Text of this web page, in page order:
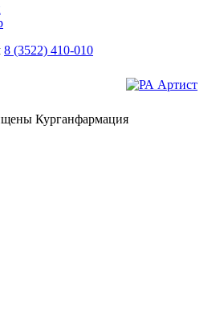
8 (3522) 410-010
Курганфармация